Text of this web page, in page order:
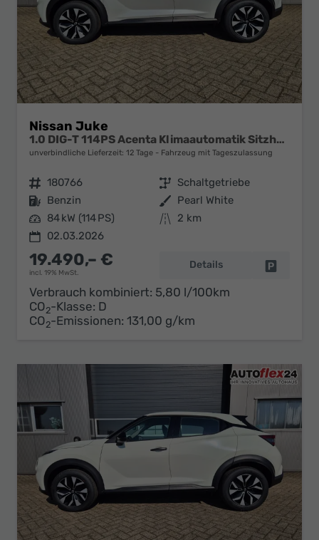
Nissan Juke
1.0 DIG-T 114PS Acenta Klimaautomatik Sitzheizung Rückf.Kamera Bluetooth Touchscreen wireless Apple CarPlay Android Auto
unverbindliche Lieferzeit: 12 Tage Fahrzeug mit Tageszulassung
Fahrzeugnr. 180766 Getriebe Schaltgetriebe
Kraftstoff Benzin Außenfarbe Pearl White
Leistung 84 kW (114 PS) Kilometerstand
2 km
02.03.2026
19.490,– €
incl. 19% MwSt.
Details
Verbrauch kombiniert: 5,80 l/100km
CO2-Klasse: D
CO2-Emissionen: 131,00 g/km